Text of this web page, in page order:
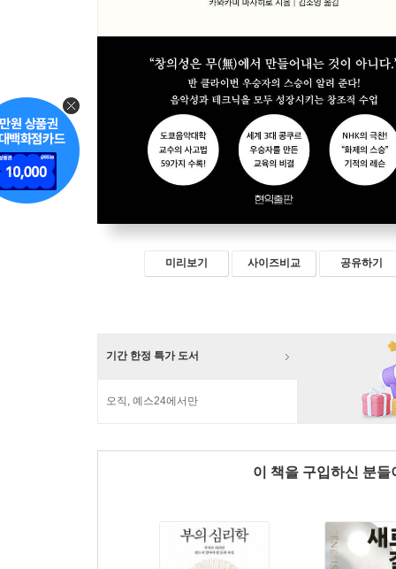
미리보기 사이즈비교 공유하기
기간 한정 특가 도서
오직, 예스24에서만
이 책을 구입하신 분